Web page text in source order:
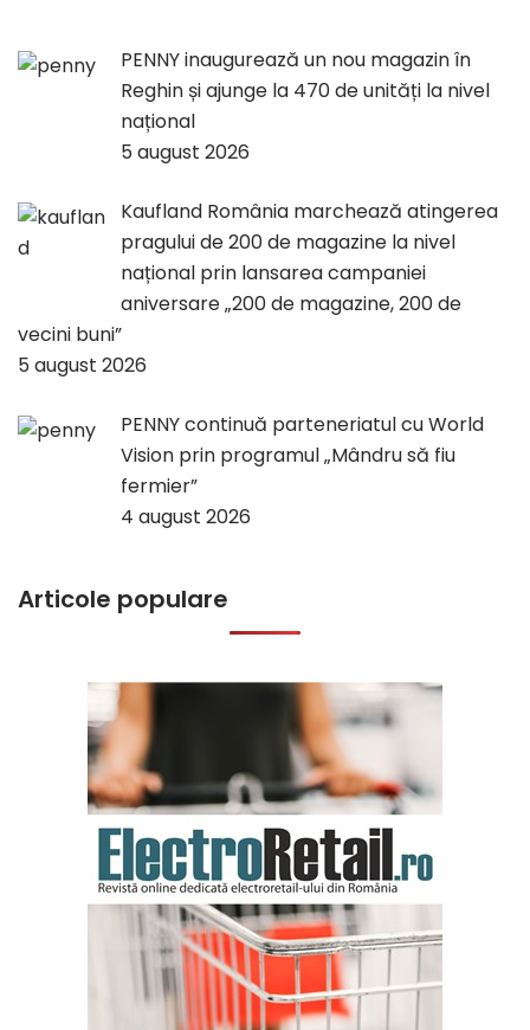
PENNY inaugurează un nou magazin în
Reghin și ajunge la 470 de unități la nivel
național
5 august 2026
Kaufland România marchează atingerea
pragului de 200 de magazine la nivel
național prin lansarea campaniei
aniversare „200 de magazine, 200 de
vecini buni”
5 august 2026
PENNY continuă parteneriatul cu World
Vision prin programul „Mândru să fiu
fermier”
4 august 2026
Articole populare